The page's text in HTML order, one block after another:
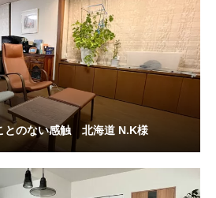
とのない感触 北海道 N.K様